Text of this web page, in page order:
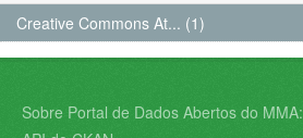
Creative Commons At... (1)
Sobre Portal de Dados Abertos do MMA: